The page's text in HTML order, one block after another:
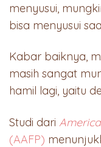
menyusui,
bisa menyusui
Kabar baiknya,
masih sangat
hamil lagi, yaitu
Studi dari
(AAFP)